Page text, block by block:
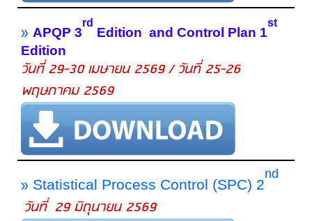
» APQP 3
rd
Edition and Control Plan 1
st
Edition
วันที่ 29-30 เมษายน 2569 / วันที่ 25-26
พฤษภาคม 2569
» Statistical Process Control (SPC) 2
nd
วันที่ 29 มิถุนายน 2569